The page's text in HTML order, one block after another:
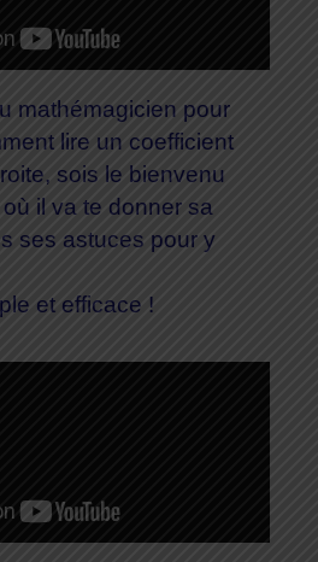
mathémagicien pour
lire un coefficient
sois le bienvenu
il va te donner sa
ses astuces pour y
et efficace !